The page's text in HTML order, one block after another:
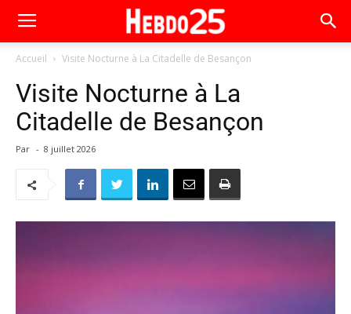
Accueil Visite Nocturne à La Citadelle de Besançon
Visite Nocturne à La
Citadelle de Besançon
Par - 8 juillet 2026